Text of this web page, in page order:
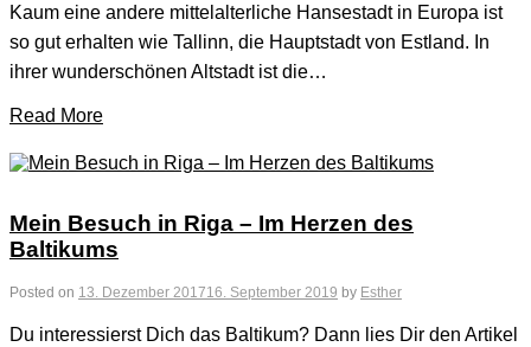
Kaum eine andere mittelalterliche Hansestadt in Europa ist
so gut erhalten wie Tallinn, die Hauptstadt von Estland. In
ihrer wunderschönen Altstadt ist die…
Read More
Mein Besuch in Riga – Im Herzen des
Baltikums
Posted on 13. Dezember 201716. September 2019 by Esther
Du interessierst Dich das Baltikum? Dann lies Dir den Artikel